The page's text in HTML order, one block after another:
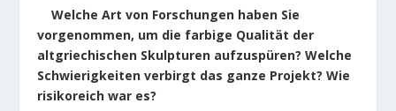
Welche Art von Forschungen haben Sie
vorgenommen, um die farbige Qualität der
altgriechischen Skulpturen aufzuspüren? Welche
Schwierigkeiten verbirgt das ganze Projekt? Wie
risikoreich war es?